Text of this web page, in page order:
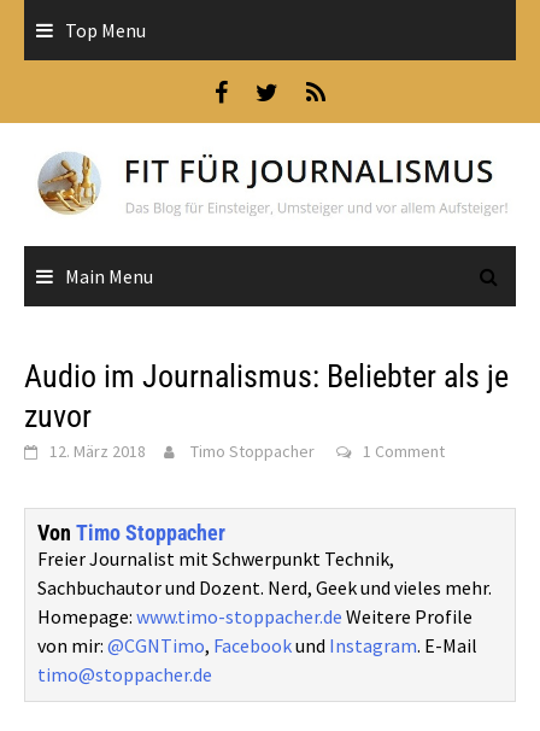
Top Menu
Main Menu
Audio im Journalismus: Beliebter als je
zuvor
12. März 2018 Timo Stoppacher 1 Comment
Von Timo Stoppacher
Freier Journalist mit Schwerpunkt Technik,
Sachbuchautor und Dozent. Nerd, Geek und vieles mehr.
Homepage: www.timo-stoppacher.de Weitere Profile
von mir: @CGNTimo, Facebookund Instagram. E-Mail
timo@stoppacher.de